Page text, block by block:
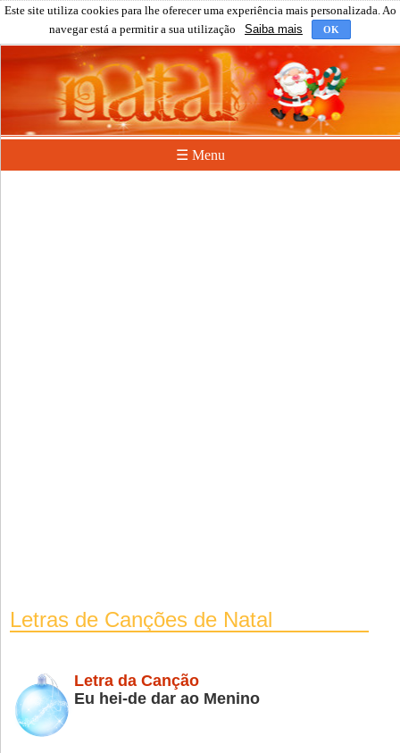
Este site utiliza cookies para lhe oferecer uma experiência mais personalizada. Ao
navegar está a permitir a sua utilização
Saiba mais OK
☰ Menu
Letras de Canções de Natal
Letra da Canção
Eu hei-de dar ao Menino